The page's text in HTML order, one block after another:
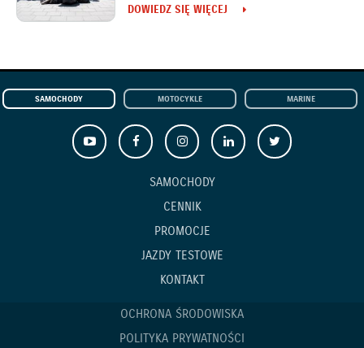
DOWIEDZ SIĘ WIĘCEJ
SAMOCHODY MOTOCYKLE MARINE
SAMOCHODY
CENNIK
PROMOCJE
JAZDY TESTOWE
KONTAKT
OCHRONA ŚRODOWISKA
POLITYKA PRYWATNOŚCI